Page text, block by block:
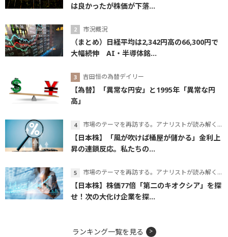
は良かったが株価が下落...
市況概況
（まとめ）日経平均は2,342円高の66,300円で
大幅続伸 AI・半導体銘...
吉田恒の為替デイリー
【為替】「異常な円安」と1995年「異常な円
高」
市場のテーマを再訪する。アナリストが読み解くテーマの本質
【日本株】「風が吹けば桶屋が儲かる」金利上
昇の連鎖反応。私たちの...
市場のテーマを再訪する。アナリストが読み解くテーマの本質
【日本株】株価77倍「第二のキオクシア」を探
せ！次の大化け企業を探...
ランキング一覧を見る